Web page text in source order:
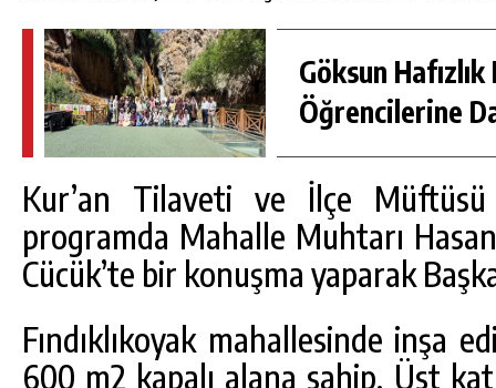
Göksun Hafızlık
Öğrencilerine
Kur’an Tilaveti ve İlçe
programda Mahalle Muhtarı
Cücük’te bir konuşma yaparak
Fındıklıkoyak mahallesinde inşa
600 m2 kapalı alana sahip. Üst